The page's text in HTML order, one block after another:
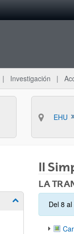
Investigación
EHU
Mostrar/ocultar
II
LA
Del 8